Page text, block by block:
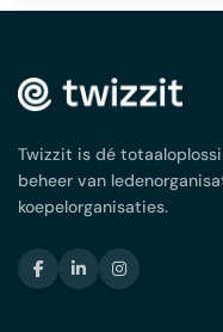
Twizzit is dé
beheer van
koepelorganisaties.